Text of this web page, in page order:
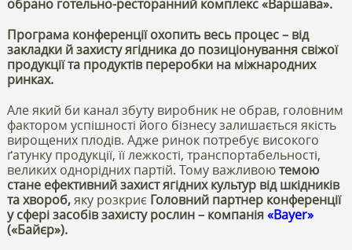
обрано готельно-ресторанний комплекс «Варшава».
Програма конференції охопить весь процес – від
закладки й захисту ягідника до позиціонування свіжої
продукції та продуктів переробки на міжнародних
ринках.
Але який би канал збуту виробник не обрав, головним
фактором успішності його бізнесу залишається якість
вирощених плодів. Адже ринок потребує високого
ґатунку продукції, її лежкості, транспортабельності,
великих однорідних партій. Тому важливоютемою
стане ефективний захист ягідних культур від шкідників
та хвороб,яку розкриє Головний партнер конференції
у сфері засобів захисту рослин – компанія«Bayer»
(«Байєр»).